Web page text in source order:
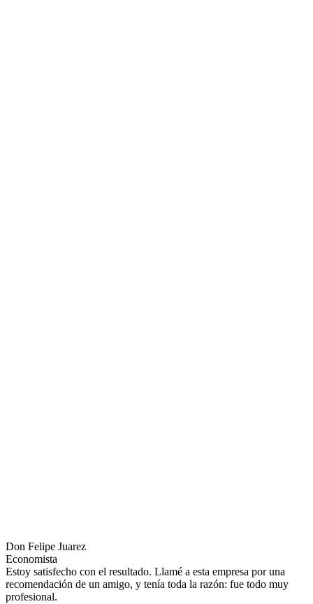
Don Felipe Juarez
Economista
Estoy satisfecho con el resultado. Llamé a esta empresa por una
recomendación de un amigo, y tenía toda la razón: fue todo muy
profesional.